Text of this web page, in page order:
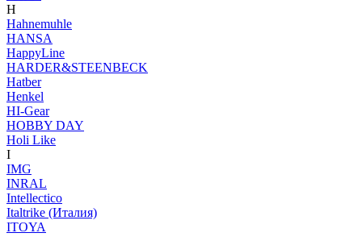
H
Hahnemuhle
HANSA
HappyLine
HARDER&STEENBECK
Hatber
Henkel
HI-Gear
HOBBY DAY
Holi Like
I
IMG
INRAL
Intellectico
Italtrike (Италия)
ITOYA